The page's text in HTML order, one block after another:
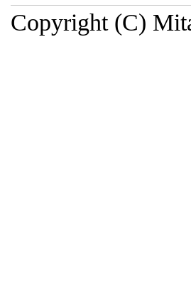
Copyright (C)